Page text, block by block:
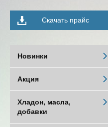
Скачать прайс
Новинки
Акция
Хладон, масла,
добавки